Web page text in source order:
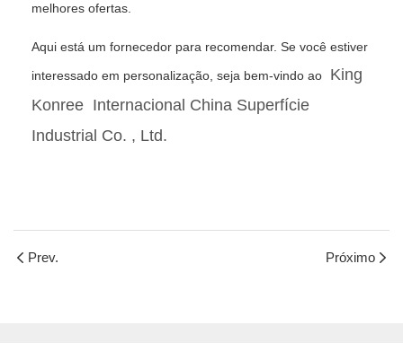
melhores ofertas.
Aqui está um fornecedor para recomendar. Se você estiver
interessado em personalização, seja bem-vindo ao
King
Konree Internacional China Superfície
Industrial Co. , Ltd.
Prev. Próximo